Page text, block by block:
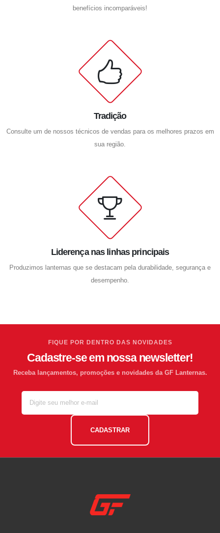
benefícios incomparáveis!
Tradição
Consulte um de nossos técnicos de vendas para os melhores prazos em
sua região.
Liderença nas linhas principais
Produzimos lanternas que se destacam pela durabilidade, segurança e
desempenho.
FIQUE POR DENTRO DAS NOVIDADES
Cadastre-se em nossa newsletter!
Receba lançamentos, promoções e novidades da GF Lanternas.
CADASTRAR